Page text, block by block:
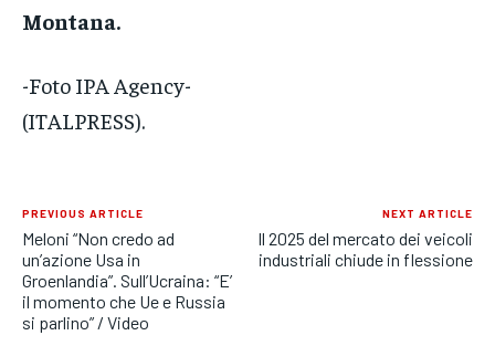
Montana.
-Foto IPA Agency-
(ITALPRESS).
PREVIOUS ARTICLE
Meloni “Non credo ad
un’azione Usa in
Groenlandia”. Sull’Ucraina: “E’
il momento che Ue e Russia
si parlino” / Video
NEXT ARTICLE
Il 2025 del mercato dei veicoli
industriali chiude in flessione